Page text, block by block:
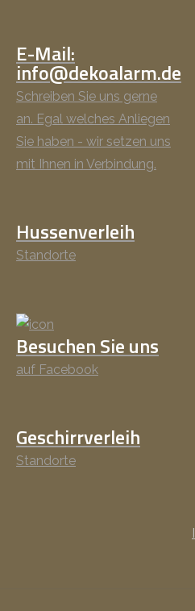
E-Mail:
info@dekoalarm.de
Schreiben Sie uns gerne
an. Egal welches Anliegen
Sie haben - wir setzen uns
mit Ihnen in Verbindung.
Hussenverleih
Standorte
Besuchen Sie uns
auf Facebook
Geschirrverleih
Standorte